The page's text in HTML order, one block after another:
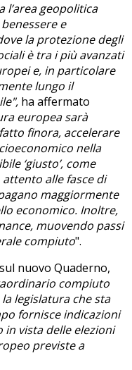
l’area geopolitica
e
la protezione degli
è tra i più avanzati
e, in particolare
lungo il
ha affermato
europea sarà
finora, accelerare
nella
‘giusto’, come
alle fasce di
maggiormente
economico. Inoltre,
muovendo passi
compiuto".
nuovo Quaderno,
compiuto
legislatura che sta
fornisce indicazioni
vista delle elezioni
previste a